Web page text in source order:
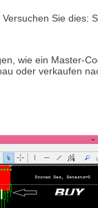
Sie dies:
wie ein Master-
oder verkaufen